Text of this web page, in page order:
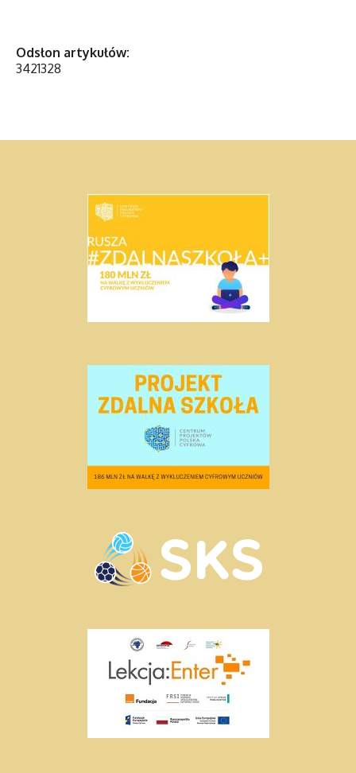
Odsłon artykułów:
3421328